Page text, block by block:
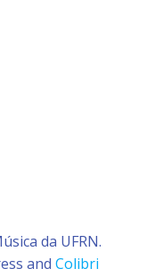
da UFRN.
and Colibri